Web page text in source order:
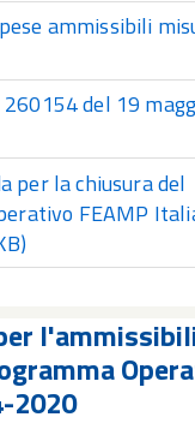
ammissibili
del 19
per la chiusura del
FEAMP
2020